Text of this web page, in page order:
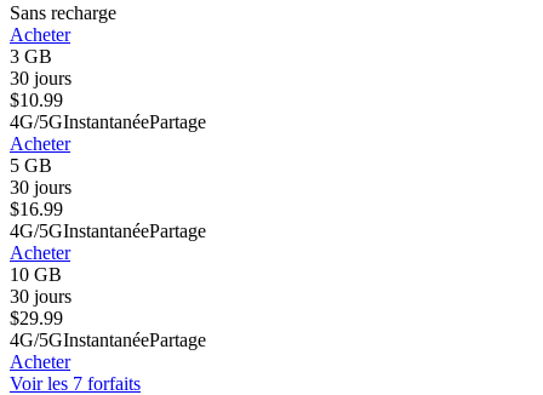
Sans recharge
Acheter
3 GB
30 jours
$10.99
4G/5GInstantanéePartage
Acheter
5 GB
30 jours
$16.99
4G/5GInstantanéePartage
Acheter
10 GB
30 jours
$29.99
4G/5GInstantanéePartage
Acheter
Voir les 7 forfaits